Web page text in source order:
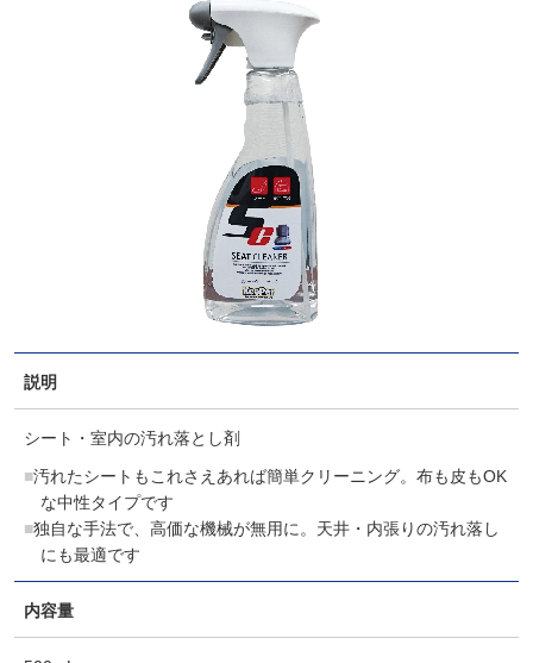
説明
シート・室内の汚れ落とし剤
汚れたシートもこれさえあれば簡単クリーニング。布も皮もOK
な中性タイプです
独自な手法で、高価な機械が無用に。天井・内張りの汚れ落し
にも最適です
内容量